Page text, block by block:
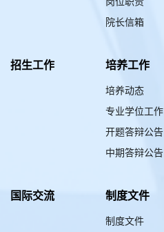
院长信箱
招生工作 培养工作
培养动态
专业学位工作
开题答辩公告
中期答辩公告
国际交流 制度文件
制度文件